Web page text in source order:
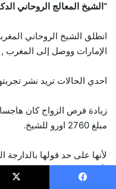
“الشيخ المعالج الروحاني
انطلق الشيخ الروحاني
الإمارات ووصل إلى المغرب
احدي الحالات تريد نشر
زيادة فرص الزواج كان
مبلغ 2760 اورو للشيخ.
لأنها على حد قولها
يأتي ويذهب).